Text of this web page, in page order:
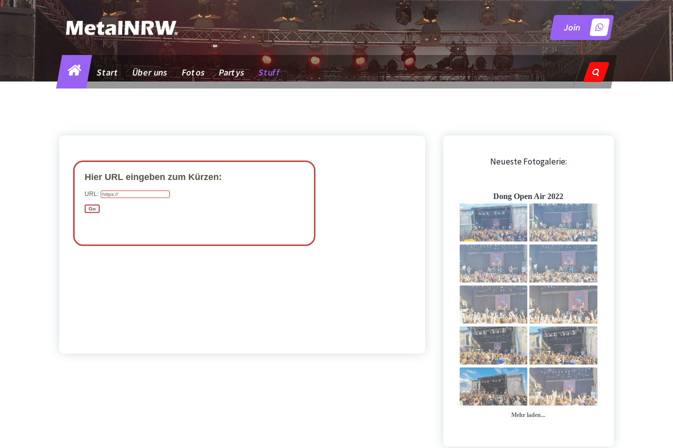
Zum
Inhalt
Join
Start Über uns Fotos Partys Stuff
Neueste Fotogalerie:
Dong Open Air 2022
Mehr laden...